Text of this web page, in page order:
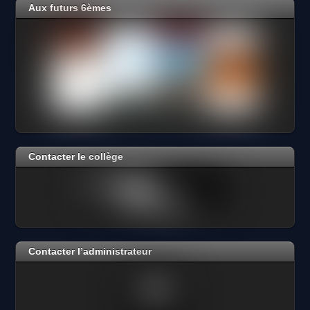
Aux futurs 6èmes
Contacter le collège
Contacter l’administrateur